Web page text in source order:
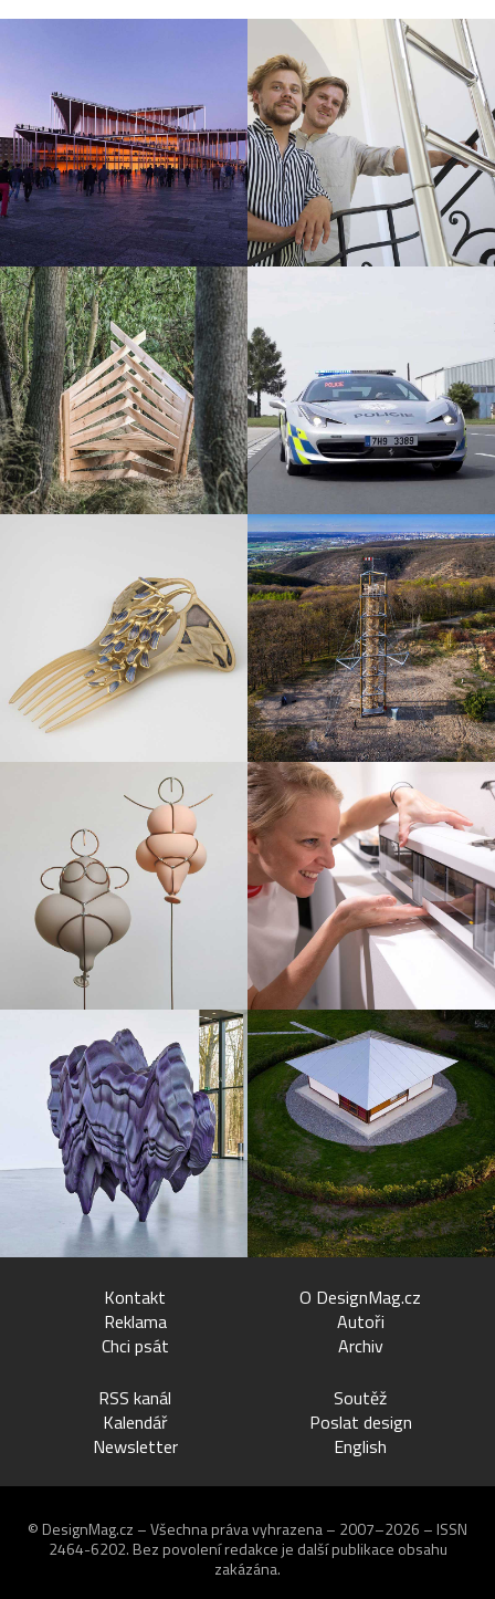
Kontakt
Reklama
Chci psát
O DesignMag.cz
Autoři
Archiv
RSS kanál
Kalendář
Newsletter
Soutěž
Poslat design
English
© DesignMag.cz – Všechna práva vyhrazena – 2007–2026 – ISSN
2464-6202. Bez povolení redakce je další publikace obsahu
zakázána.